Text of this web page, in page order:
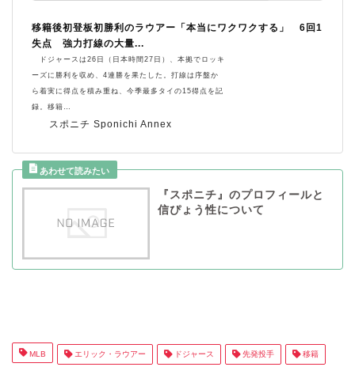
スポニチ Sponichi Annex
移籍後初登板初勝利のラウアー「本当にワクワクする」 6回1
失点 強力打線の大量...
ドジャースは26日（日本時間27日）、本拠でロッキ
ーズに勝利を収め、4連勝を果たした。打線は序盤か
ら着実に得点を積み重ね、今季最多タイの15得点を記
録。移籍…
『スポニチ』のプロフィールと
信ぴょう性について
MLB エリック・ラウアー ドジャース 先発投手 移籍